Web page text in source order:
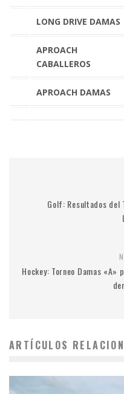
LONG DRIVE DAMAS
APROACH
CABALLEROS
APROACH DAMAS
Golf: Resultados del
Hockey: Torneo Damas
ARTÍCULOS